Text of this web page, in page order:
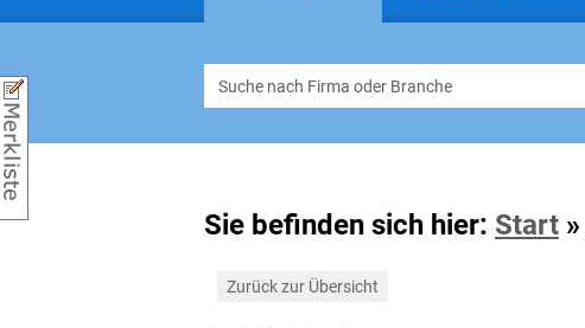
Sie befinden sich hier: Start »
Zurück zur Übersicht